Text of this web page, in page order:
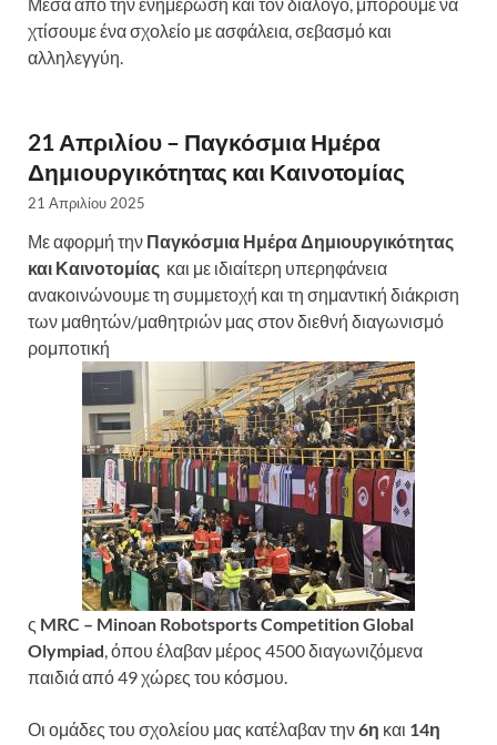
χτίσουμε ένα σχολείο με ασφάλεια, σεβασμό και
αλληλεγγύη.
21 Απριλίου – Παγκόσμια Ημέρα
Δημιουργικότητας και Καινοτομίας
21 Απριλίου 2025
Με αφορμή την Παγκόσμια Ημέρα Δημιουργικότητας
και Καινοτομίας και με ιδιαίτερη υπερηφάνεια
ανακοινώνουμε τη συμμετοχή και τη σημαντική διάκριση
των μαθητών/μαθητριών μας στον διεθνή διαγωνισμό
ρομποτική
ς MRC – Minoan Robotsports Competition Global
Olympiad, όπου έλαβαν μέρος 4500 διαγωνιζόμενα
παιδιά από 49 χώρες του κόσμου.
Οι ομάδες του σχολείου μας κατέλαβαν την6η και 14η